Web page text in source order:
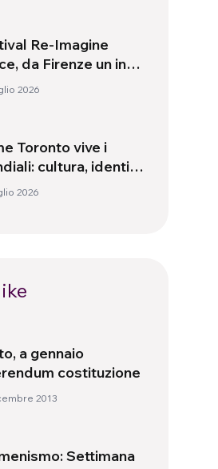
Re-Imagine
da Firenze un inno
2026
Toronto vive i
cultura, identità
oltre il campo
2026
a gennaio
costituzione
2013
Settimana